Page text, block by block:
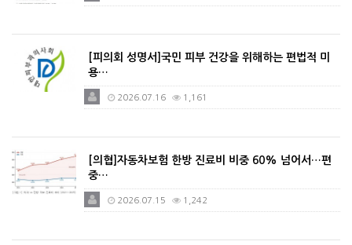
[피의회 성명서]국민 피부 건강을 위해하는 편법적 미
용…
2026.07.16 1,161
[의협]자동차보험 한방 진료비 비중 60% 넘어서…편
중…
2026.07.15 1,242